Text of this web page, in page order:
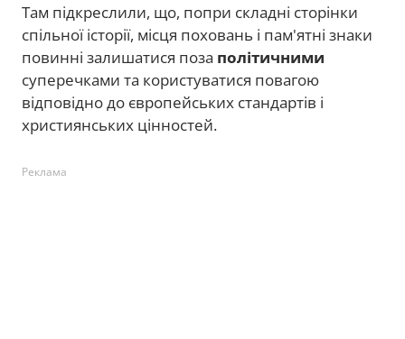
Там підкреслили, що, попри складні сторінки
спільної історії, місця поховань і пам'ятні знаки
повинні залишатися поза політичними
суперечками та користуватися повагою
відповідно до європейських стандартів і
християнських цінностей.
Реклама